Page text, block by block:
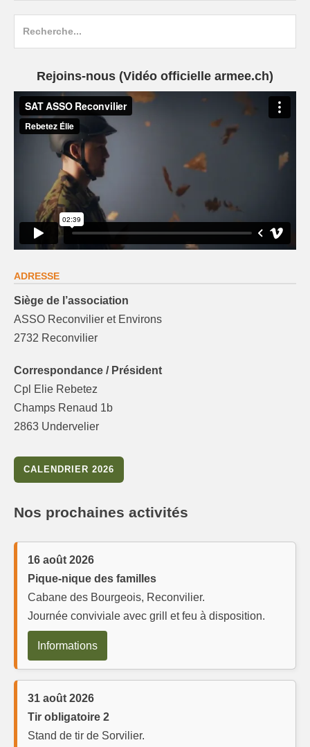
Rejoins-nous (Vidéo officielle armee.ch)
ADRESSE
Siège de l’association
ASSO Reconvilier et Environs
2732 Reconvilier
Correspondance / Président
Cpl Elie Rebetez
Champs Renaud 1b
2863 Undervelier
CALENDRIER 2026
Nos prochaines activités
16 août 2026
Pique-nique des familles
Cabane des Bourgeois, Reconvilier.
Journée conviviale avec grill et feu à disposition.
Informations
31 août 2026
Tir obligatoire 2
Stand de tir de Sorvilier.